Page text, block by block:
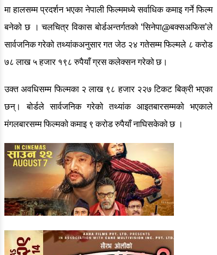
सेलिब्रेटी ग्यालरी
देश/विदेश
देश खबर
मा हालसम्म प्रदर्शन भएका नेपाली फिल्ममध्ये सर्वाधिक कमाइ गर्ने फिल्म
बनेको छ । चलचित्र विकास बोर्डअन्तर्गतको ‘सिनेपा@बक्सअफिस’ले
सार्वजनिक गरेको तथ्यांकअनुसार गत जेठ २४ गतेसम्म फिल्मले ८ करोड
७८ लाख ५ हजार १९८ रुपैयाँ ग्रस कलेक्सन गरेको छ।
उक्त अवधिसम्म फिल्मका २ लाख ९८ हजार २२७ टिकट बिक्री भएका
छन्। बोर्डले सार्वजनिक गरेको तथ्यांक आइतबारसम्मको भएकाले
मंगलबारसम्म फिल्मको कमाइ ९ करोड रुपैयाँ नाघिसकेको छ ।